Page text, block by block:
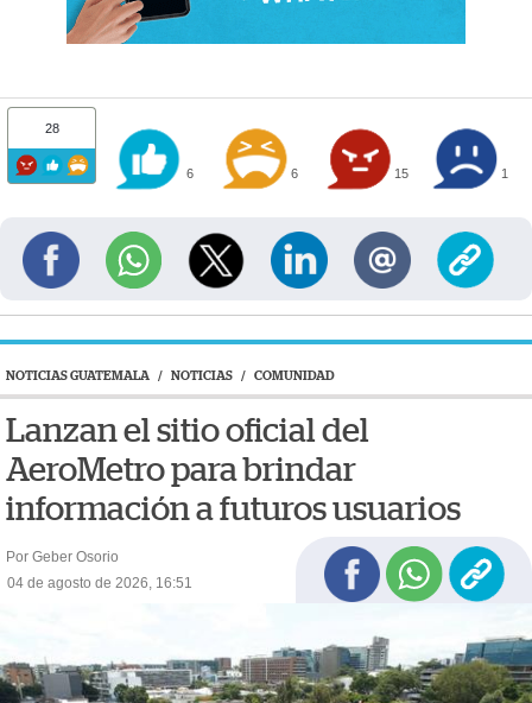
28
6 6 15 1
NOTICIAS GUATEMALA / NOTICIAS / COMUNIDAD
Lanzan el sitio oficial del
AeroMetro para brindar
información a futuros usuarios
Por Geber Osorio
04 de agosto de 2026, 16:51